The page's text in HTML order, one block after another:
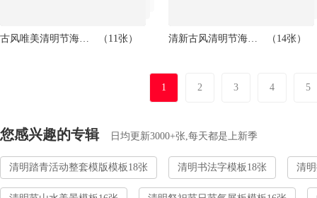
古风唯美清明节海报模板 （11张） 清新古风清明节海报模板 （14张）
1 2 3 4 5
您感兴趣的专辑 日均更新3000+张,每天都是上新季
清明踏青活动整套模版模板18张 清明书法字模板18张 清